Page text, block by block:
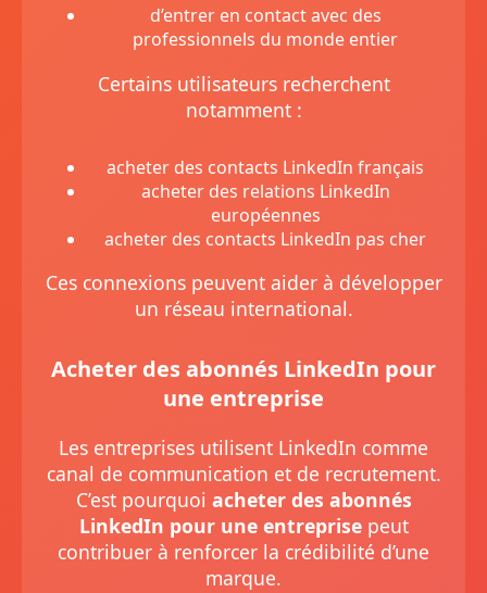
d’entrer en contact avec des
professionnels du monde entier
Certains utilisateurs recherchent
notamment :
acheter des contacts LinkedIn français
acheter des relations LinkedIn
européennes
acheter des contacts LinkedIn pas cher
Ces connexions peuvent aider à développer
un réseau international.
Acheter des abonnés LinkedIn pour
une entreprise
Les entreprises utilisent LinkedIn comme
canal de communication et de recrutement.
C’est pourquoi acheter des abonnés
LinkedIn pour une entreprisepeut
contribuer à renforcer la crédibilité d’une
marque.